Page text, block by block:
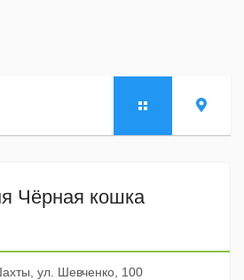
Чёрная кошка
ул. Шевченко, 100